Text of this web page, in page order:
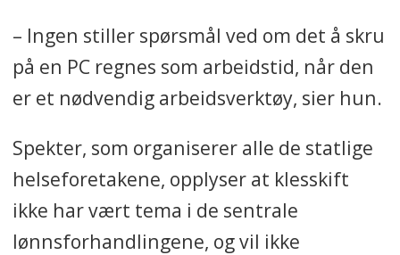
– Ingen stiller spørsmål ved om det å skru
på en PC regnes som arbeidstid, når den
er et nødvendig arbeidsverktøy, sier hun.
Spekter, som organiserer alle de statlige
helseforetakene, opplyser at klesskift
ikke har vært tema i de sentrale
lønnsforhandlingene, og vil ikke